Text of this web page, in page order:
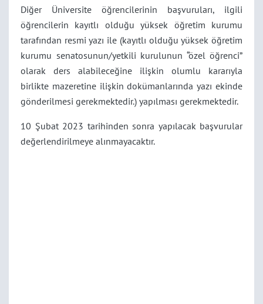
Diğer Üniversite öğrencilerinin başvuruları, ilgili
öğrencilerin kayıtlı olduğu yüksek öğretim kurumu
tarafından resmi yazı ile (kayıtlı olduğu yüksek öğretim
kurumu senatosunun/yetkili kurulunun “özel öğrenci”
olarak ders alabileceğine ilişkin olumlu kararıyla
birlikte mazeretine ilişkin dokümanlarında yazı ekinde
gönderilmesi gerekmektedir.) yapılması gerekmektedir.
10 Şubat 2023 tarihinden sonra yapılacak başvurular
değerlendirilmeye alınmayacaktır.